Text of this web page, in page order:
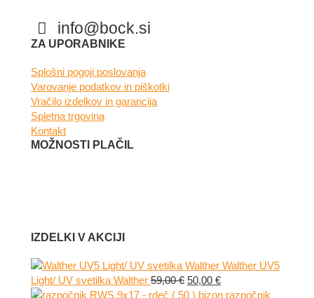
info@bock.si
Facebook
Instagram
ZA UPORABNIKE
Splošni pogoji poslovanja
Varovanje podatkov in piškotki
Vračilo izdelkov in garancija
Spletna trgovina
Kontakt
MOŽNOSTI PLAČIL
IZDELKI V AKCIJI
Walther UV5
Light/ UV svetilka Walther 59,00€ Izvirna
cena
50,00 €Trenutna
cena
razpočnik